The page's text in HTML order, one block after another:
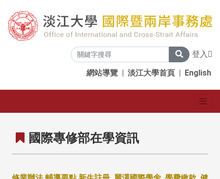
登入
網站導覽 | 淡江大學首頁 | English
國際專修部在學資訊